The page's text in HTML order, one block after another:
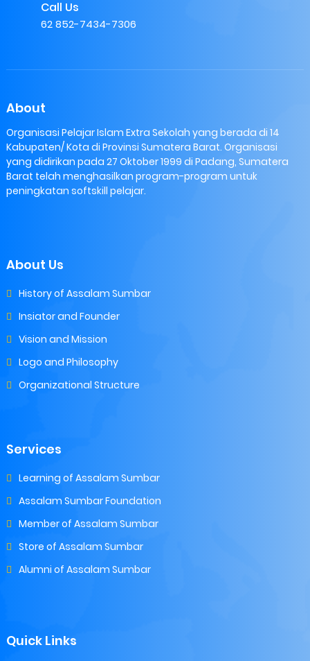
Call Us
62 852-7434-7306
About
Organisasi Pelajar Islam Extra Sekolah yang berada di 14
Kabupaten/ Kota di Provinsi Sumatera Barat. Organisasi
yang didirikan pada 27 Oktober 1999 di Padang, Sumatera
Barat telah menghasilkan program-program untuk
peningkatan softskill pelajar.
About Us
History of Assalam Sumbar
Insiator and Founder
Vision and Mission
Logo and Philosophy
Organizational Structure
Services
Learning of Assalam Sumbar
Assalam Sumbar Foundation
Member of Assalam Sumbar
Store of Assalam Sumbar
Alumni of Assalam Sumbar
Quick Links